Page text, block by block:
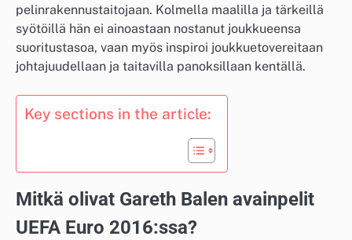
pelinrakennustaitojaan. Kolmella maalilla ja tärkeillä
syötöillä hän ei ainoastaan nostanut joukkueensa
suoritustasoa, vaan myös inspiroi joukkuetovereitaan
johtajuudellaan ja taitavilla panoksillaan kentällä.
Key sections in the article:
Mitkä olivat Gareth Balen avainpelit
UEFA Euro 2016:ssa?